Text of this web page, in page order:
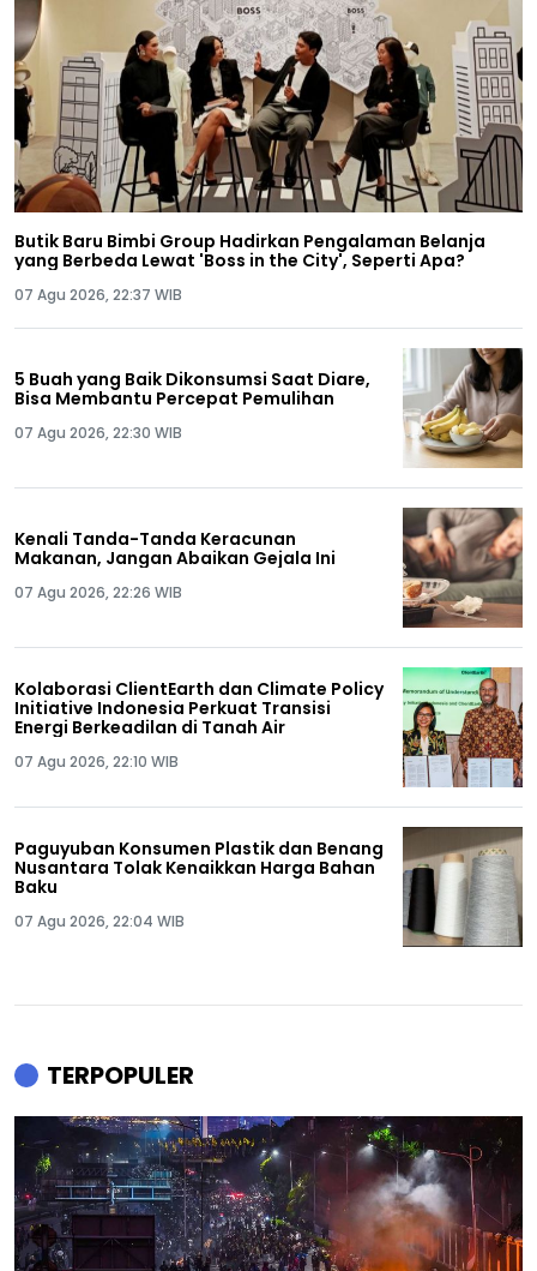
Butik Baru Bimbi Group Hadirkan Pengalaman Belanja
yang Berbeda Lewat 'Boss in the City', Seperti Apa?
07 Agu 2026, 22:37 WIB
5 Buah yang Baik Dikonsumsi Saat Diare,
Bisa Membantu Percepat Pemulihan
07 Agu 2026, 22:30 WIB
Kenali Tanda-Tanda Keracunan
Makanan, Jangan Abaikan Gejala Ini
07 Agu 2026, 22:26 WIB
Kolaborasi ClientEarth dan Climate Policy
Initiative Indonesia Perkuat Transisi
Energi Berkeadilan di Tanah Air
07 Agu 2026, 22:10 WIB
Paguyuban Konsumen Plastik dan Benang
Nusantara Tolak Kenaikkan Harga Bahan
Baku
07 Agu 2026, 22:04 WIB
TERPOPULER